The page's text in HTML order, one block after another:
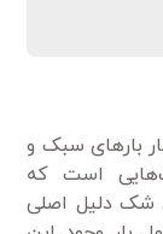
بارهای سبک و
است که
شک دلیل اصلی